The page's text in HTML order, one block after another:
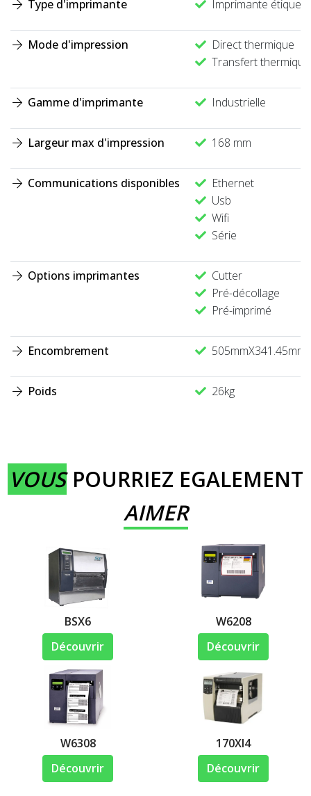
Type d'imprimante Imprimante
Mode d'impression
Direct thermique
Transfert thermique
Gamme d'imprimante Industrielle
Largeur max d'impression 168 mm
Communications disponibles
Ethernet
Usb
Wifi
Série
Options imprimantes
Cutter
Pré-décollage
Pré-imprimé
Encombrement
Poids 26kg
VOUSPOURRIEZ EGALEMENT
AIMER
BSX6
Découvrir
W6208
Découvrir
W6308
Découvrir
170XI4
Découvrir